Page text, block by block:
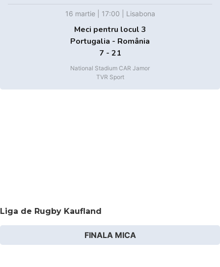
16 martie | 17:00 | Lisabona
Meci pentru locul 3
Portugalia - România
7 - 21
National Stadium CAR Jamor
TVR Sport
Liga de Rugby Kaufland
FINALA MICA